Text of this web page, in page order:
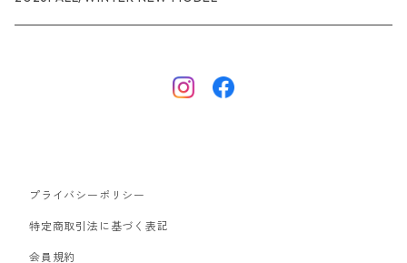
ボードショーツ
プライバシーポリシー
特定商取引法に基づく表記
会員規約